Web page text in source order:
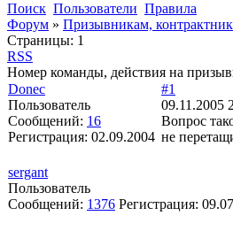
Поиск Пользователи Правила
Форум » Призывникам,
Страницы: 1
RSS
Номер команды, действия на
Donec
Пользователь
Сообщений: 16
Регистрация: 02.09.2004
#1
09.11.2005
Вопрос
не
sergant
Пользователь
Сообщений: 1376 Регистрация: